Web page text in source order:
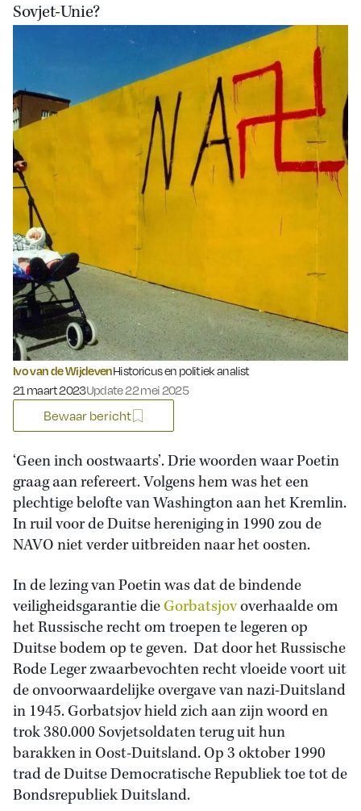
Sovjet-Unie?
Ivo van de WijdevenHistoricus en politiek analist
Gepubliceerd op:
21 maart 2023Update 22 mei 2025
Bewaar bericht
‘Geen inch oostwaarts’. Drie woorden waar Poetin
graag aan refereert. Volgens hem was het een
plechtige belofte van Washington aan het Kremlin.
In ruil voor de Duitse hereniging in 1990 zou de
NAVO niet verder uitbreiden naar het oosten.
In de lezing van Poetin was dat de bindende
veiligheidsgarantie dieGorbatsjovoverhaalde om
het Russische recht om troepen te legeren op
Duitse bodem op te geven. Dat door het Russische
Rode Leger zwaarbevochten recht vloeide voort uit
de onvoorwaardelijke overgave van nazi-Duitsland
in 1945. Gorbatsjov hield zich aan zijn woord en
trok 380.000 Sovjetsoldaten terug uit hun
barakken in Oost-Duitsland. Op 3 oktober 1990
trad de Duitse Democratische Republiek toe tot de
Bondsrepubliek Duitsland.